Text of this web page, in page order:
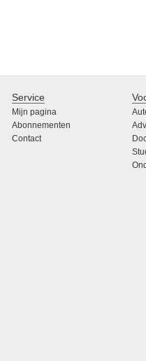
Service
Mijn pagina
Abonnementen
Contact